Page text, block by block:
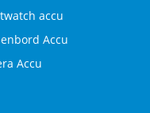
accu
Accu
Accu